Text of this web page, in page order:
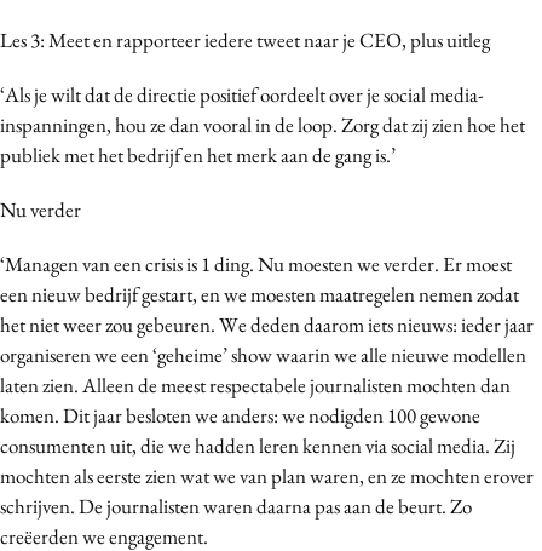
Les 3: Meet en rapporteer iedere tweet naar je CEO, plus uitleg
‘Als je wilt dat de directie positief oordeelt over je social media-
inspanningen, hou ze dan vooral in de loop. Zorg dat zij zien hoe het
publiek met het bedrijf en het merk aan de gang is.’
Nu verder
‘Managen van een crisis is 1 ding. Nu moesten we verder. Er moest
een nieuw bedrijf gestart, en we moesten maatregelen nemen zodat
het niet weer zou gebeuren. We deden daarom iets nieuws: ieder jaar
organiseren we een ‘geheime’ show waarin we alle nieuwe modellen
laten zien. Alleen de meest respectabele journalisten mochten dan
komen. Dit jaar besloten we anders: we nodigden 100 gewone
consumenten uit, die we hadden leren kennen via social media. Zij
mochten als eerste zien wat we van plan waren, en ze mochten erover
schrijven. De journalisten waren daarna pas aan de beurt. Zo
creëerden we engagement.